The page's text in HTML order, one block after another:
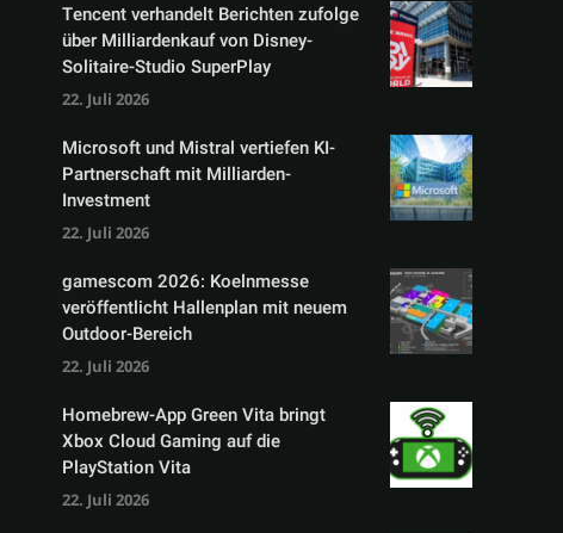
Tencent verhandelt Berichten zufolge
über Milliardenkauf von Disney-
Solitaire-Studio SuperPlay
22. Juli 2026
Microsoft und Mistral vertiefen KI-
Partnerschaft mit Milliarden-
Investment
22. Juli 2026
gamescom 2026: Koelnmesse
veröffentlicht Hallenplan mit neuem
Outdoor-Bereich
22. Juli 2026
Homebrew-App Green Vita bringt
Xbox Cloud Gaming auf die
PlayStation Vita
22. Juli 2026